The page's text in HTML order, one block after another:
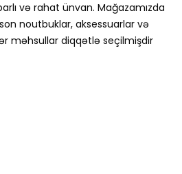
və rahat ünvan. Mağazamızda
noutbuklar, aksessuarlar və
məhsullar diqqətlə seçilmişdir